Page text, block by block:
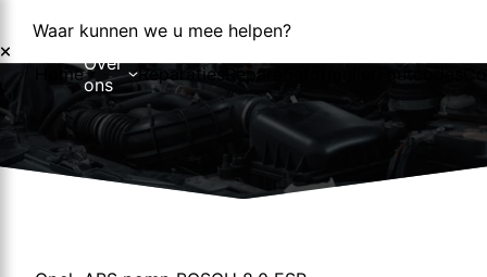
Waar kunnen we u mee helpen?
HomeOver
ons
Over ons
Nieuws
Reparaties Reparatieformulier Foutcodes